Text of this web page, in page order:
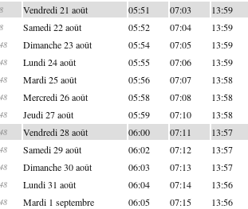
Vendredi 21 août 05:51 07:03 13:59
Samedi 22 août 05:52 07:04 13:59
Dimanche 23 août 05:54 07:05 13:59
Lundi 24 août 05:55 07:06 13:59
Mardi 25 août 05:56 07:07 13:58
Mercredi 26 août 05:58 07:08 13:58
Jeudi 27 août 05:59 07:10 13:58
Vendredi 28 août 06:00 07:11 13:57
Samedi 29 août 06:02 07:12 13:57
Dimanche 30 août 06:03 07:13 13:57
Lundi 31 août 06:04 07:14 13:56
Mardi 1 septembre 06:05 07:15 13:56